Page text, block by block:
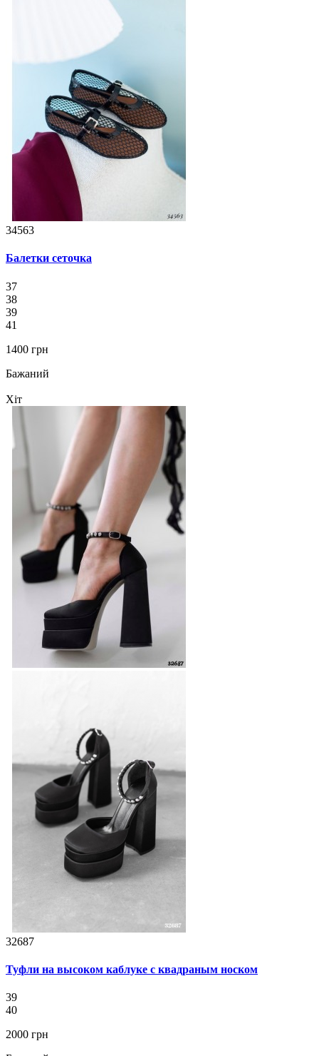
34563
Балетки сеточка
37
38
39
41
1400 грн
Бажаний
Хіт
32687
Туфли на высоком каблуке с квадраным носком
39
40
2000 грн